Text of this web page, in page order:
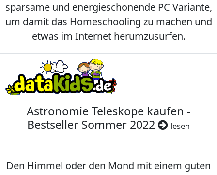
sparsame und energieschonende PC Variante,
um damit das Homeschooling zu machen und
etwas im Internet herumzusurfen.
Astronomie Teleskope kaufen -
Bestseller Sommer 2022
lesen
Den Himmel oder den Mond mit einem guten